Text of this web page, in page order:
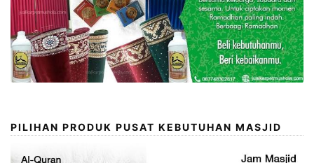
PILIHAN PRODUK PUSAT KEBUTUHAN MASJID